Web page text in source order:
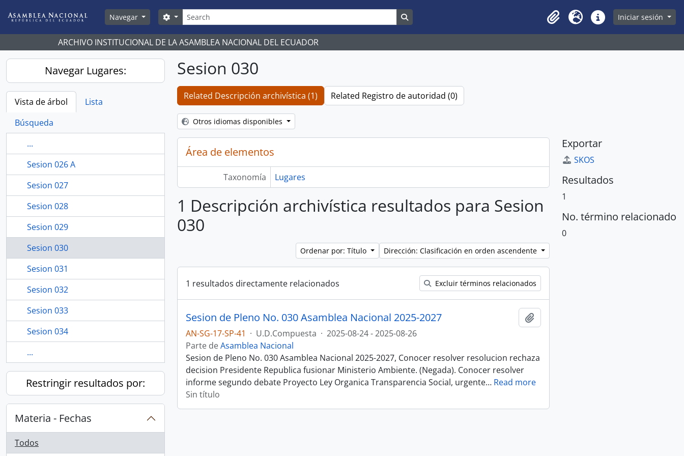
Navegar
Búsqueda
Search options
Clipboard
Idioma Enlaces rápidos
Iniciar sesión
ARCHIVO INSTITUCIONAL DE LA ASAMBLEA NACIONAL DEL ECUADOR
Navegar Lugares:
Vista de árbol
Lista
Búsqueda
...
Sesion 026 A
Sesion 027
Sesion 028
Sesion 029
Sesion 030
Sesion 031
Sesion 032
Sesion 033
Sesion 034
...
Restringir resultados por:
Materia - Fechas
Todos
Sesion 030
Related Descripción archivística (1) Related Registro de autoridad (0)
Otros idiomas disponibles
Área de elementos
Taxonomía Lugares
1 Descripción archivística resultados para Sesion
030
Ordenar por: Título Dirección: Clasificación en orden ascendente
1 resultados directamente relacionados Excluir términos relacionados
Sesion de Pleno No. 030 Asamblea Nacional 2025-2027
AN-SG-17-SP-41 · U.D.Compuesta · 2025-08-24 - 2025-08-26
Parte deAsamblea Nacional
Sesion de Pleno No. 030 Asamblea Nacional 2025-2027, Conocer resolver resolucion rechaza
decision Presidente Republica fusionar Ministerio Ambiente. (Negada). Conocer resolver
informe segundo debate Proyecto Ley Organica Transparencia Social, urgente… Read more
Sin título
Exportar
SKOS
Resultados
1
No. término relacionado
0